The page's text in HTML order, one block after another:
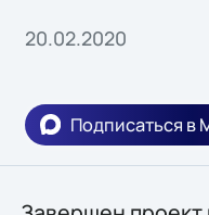
20.02.2020
Подписаться в